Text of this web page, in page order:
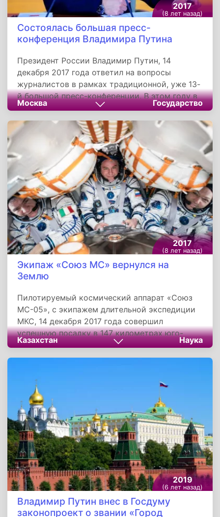
2017
(8 лет назад)
Состоялась большая пресс-
конференция Владимира Путина
Президент России Владимир Путин, 14
декабря 2017 года ответил на вопросы
журналистов в рамках традиционной, уже 13-
й большой пресс-конференции. В этом году в
ней приняли участие 1 640 российских и
зарубежных журналистов, что стало
абсолютным рекордом. Продолжалось
общение с лидером страны 3 часа 41 минуту.
За это время вопросы успели задать 55
человек.
Москва Государство
2017
(8 лет назад)
Экипаж «Союз МС» вернулся на
Землю
Пилотируемый космический аппарат «Союз
МС-05», с экипажем длительной экспедиции
МКС, 14 декабря 2017 года совершил
успешную посадку в 147 километрах юго-
восточнее города Жезказган Карагандинской
области Казахстана. С орбиты на Землю
Рязанский, астронавты НАСА Рэндольф
Брезник и Европейского космического
агентства итальянец Паоло Несполи.
Казахстан Наука
2019
(6 лет назад)
Владимир Путин внес в Госдуму
законопроект о звании «Город